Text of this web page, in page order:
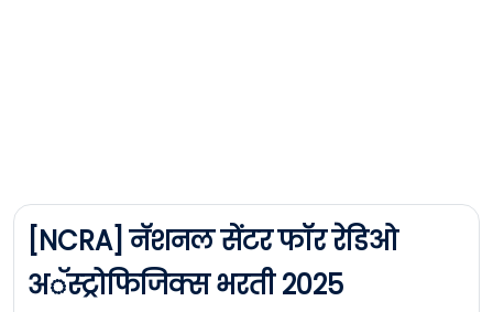
[NCRA] नॅशनल सेंटर फॉर रेडिओ
अॅस्ट्रोफिजिक्स भरती 2025